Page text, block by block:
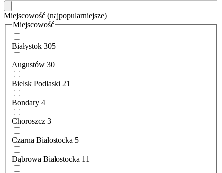
Miejscowość (najpopularniejsze)
Miejscowość
Białystok 305
Augustów 30
Bielsk Podlaski 21
Bondary 4
Choroszcz 3
Czarna Białostocka 5
Dąbrowa Białostocka 11